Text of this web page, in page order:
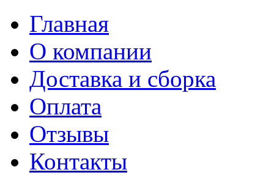
Главная
О компании
Доставка и сборка
Оплата
Отзывы
Контакты